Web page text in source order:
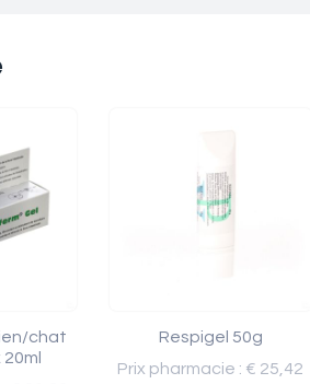
chat
Respigel 50g
Prix pharmacie : € 25,42